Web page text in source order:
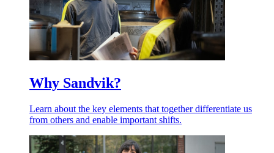
Why Sandvik?
Learn about the key elements that together differentiate us
from others and enable important shifts.